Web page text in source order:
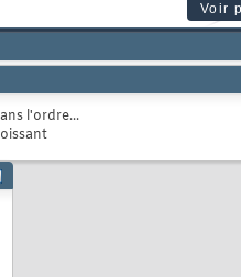
Voir
l'ordre...